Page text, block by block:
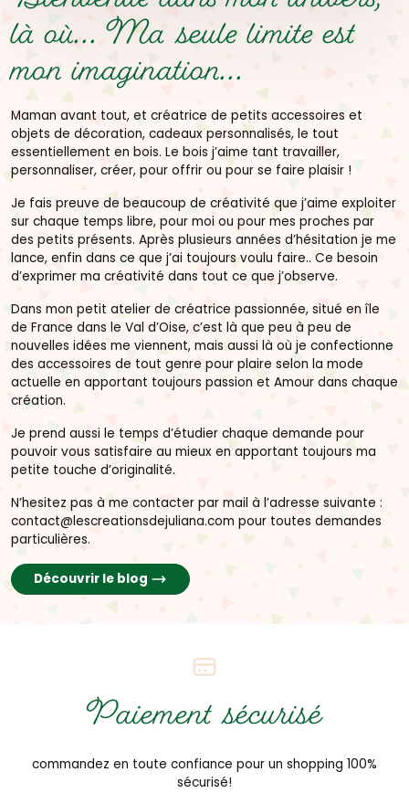
là où...Ma seule limite est
mon imagination...
Maman avant tout, et créatrice de petits accessoires et
objets de décoration, cadeaux personnalisés, le tout
essentiellement en bois. Le bois j’aime tant travailler,
personnaliser, créer, pour offrir ou pour se faire plaisir !
Je fais preuve de beaucoup de créativité que j’aime exploiter
sur chaque temps libre, pour moi ou pour mes proches par
des petits présents. Après plusieurs années d’hésitation je me
lance, enfin dans ce que j’ai toujours voulu faire.. Ce besoin
d’exprimer ma créativité dans tout ce que j’observe.
Dans mon petit atelier de créatrice passionnée, situé en île
de France dans le Val d’Oise, c’est là que peu à peu de
nouvelles idées me viennent, mais aussi là où je confectionne
des accessoires de tout genre pour plaire selon la mode
actuelle en apportant toujours passion et Amour dans chaque
création.
Je prend aussi le temps d’étudier chaque demande pour
pouvoir vous satisfaire au mieux en apportant toujours ma
petite touche d’originalité.
N’hesitez pas à me contacter par mail à l’adresse suivante :
contact@lescreationsdejuliana.com pour toutes demandes
particulières.
Découvrir le blog
Paiement sécurisé
commandez en toute confiance pour un shopping 100%
sécurisé!